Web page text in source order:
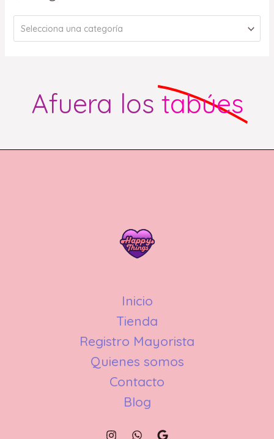
Selecciona una categoría
Afuera los tabúes
Inicio
Tienda
Registro Mayorista
Quienes somos
Contacto
Blog